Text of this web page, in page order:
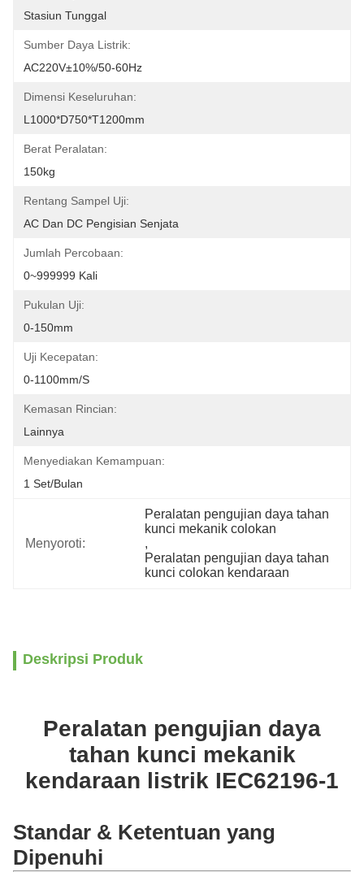
Stasiun Tunggal
Sumber Daya Listrik:
AC220V±10%/50-60Hz
Dimensi Keseluruhan:
L1000*D750*T1200mm
Berat Peralatan:
150kg
Rentang Sampel Uji:
AC Dan DC Pengisian Senjata
Jumlah Percobaan:
0~999999 Kali
Pukulan Uji:
0-150mm
Uji Kecepatan:
0-1100mm/s
Kemasan Rincian:
Lainnya
Menyediakan Kemampuan:
1 Set/bulan
Menyoroti:
Peralatan pengujian daya tahan
kunci mekanik colokan
,
Peralatan pengujian daya tahan
kunci colokan kendaraan
Deskripsi Produk
Peralatan pengujian daya
tahan kunci mekanik
kendaraan listrik IEC62196-1
Standar & Ketentuan yang
Dipenuhi